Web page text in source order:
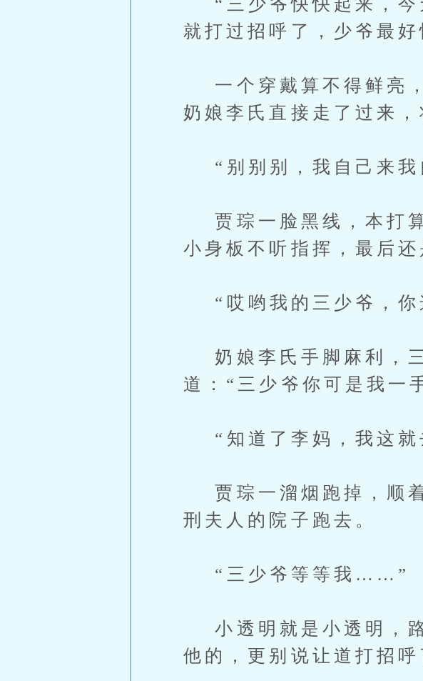
就打过招呼了，少爷最好
一个穿戴算不得鲜亮
奶娘李氏直接走了过来，
“别别别，我自己来我
贾琮一脸黑线，本打
小身板不听指挥，最后
“哎哟我的三少爷，你
奶娘李氏手脚麻利，
道：“三少爷你可是我一
“知道了李妈，我这就
贾琮一溜烟跑掉，顺
刑夫人的院子跑去。
“三少爷等等我……”
小透明就是小透明，
他的，更别说让道打招呼